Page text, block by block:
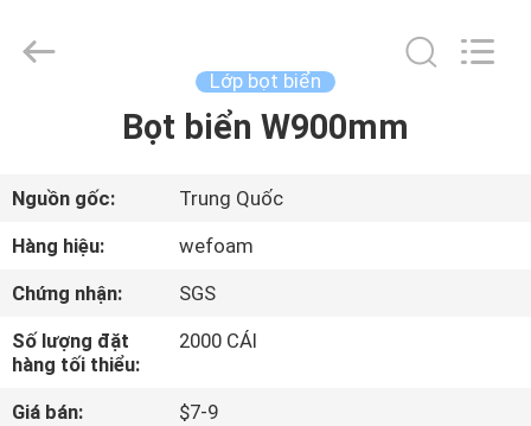
CÁC
SẢN
PHẨM
VIDEO
Rights
Lớp bọt biển
Bọt biển W900mm
Nguồn gốc:
Trung Quốc
Hàng hiệu:
wefoam
Chứng nhận:
SGS
Số lượng đặt
hàng tối thiểu:
2000 CÁI
Giá bán:
$7-9